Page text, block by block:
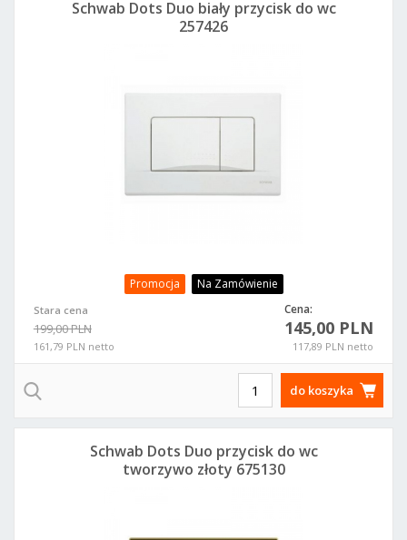
Promocja Na Zamówienie
Stara cena
199,00 PLN
161,79 PLN netto
Cena:
145,00 PLN
117,89 PLN netto
Schwab Dots Duo biały przycisk do wc
257426
do koszyka
Schwab Dots Duo przycisk do wc
tworzywo złoty 675130